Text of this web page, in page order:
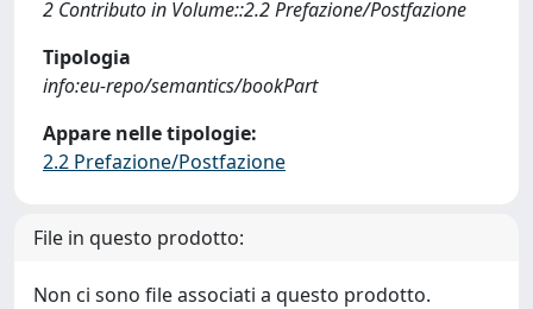
2 Contributo in Volume::2.2 Prefazione/Postfazione
Tipologia
info:eu-repo/semantics/bookPart
Appare nelle tipologie:
2.2 Prefazione/Postfazione
File in questo prodotto:
Non ci sono file associati a questo prodotto.